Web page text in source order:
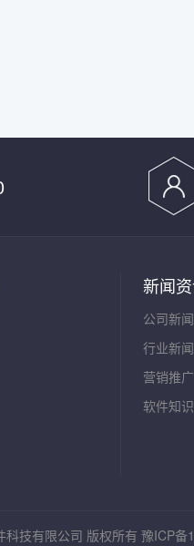
新闻
公司新闻
行业新闻
营销推广
软件知识
技有限公司 版权所有 豫ICP备